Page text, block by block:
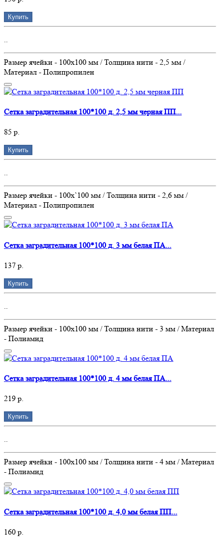
Купить
..
Размер ячейки - 100х100 мм / Толщина нити - 2,5 мм /
Материал - Полипропилен
Сетка заградительная 100*100 д. 2,5 мм черная ПП...
85 р.
Купить
..
Размер ячейки - 100х`100 мм / Толщина нити - 2,6 мм /
Материал - Полипропилен
Сетка заградительная 100*100 д. 3 мм белая ПА...
137 р.
Купить
..
Размер ячейки - 100х100 мм / Толщина нити - 3 мм / Материал
- Полиамид
Сетка заградительная 100*100 д. 4 мм белая ПА...
219 р.
Купить
..
Размер ячейки - 100х100 мм / Толщина нити - 4 мм / Материал
- Полиамид
Сетка заградительная 100*100 д. 4,0 мм белая ПП...
160 р.